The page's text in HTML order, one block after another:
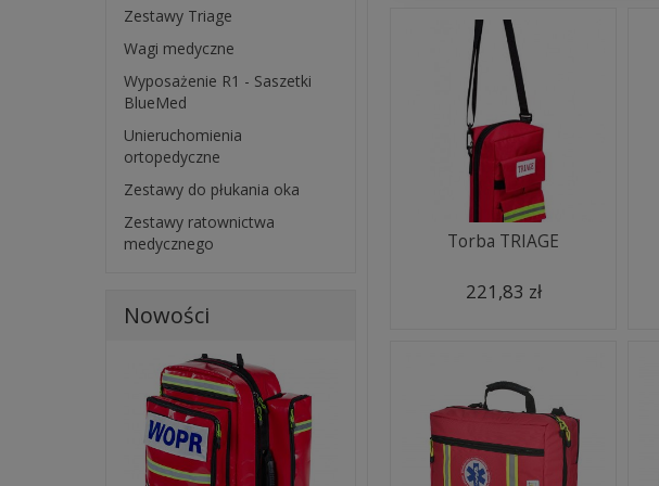
Torba TRIAGE
221,83 zł
Zestawy Triage
Wagi medyczne
Wyposażenie R1 - Saszetki
BlueMed
Unieruchomienia
ortopedyczne
Zestawy do płukania oka
Zestawy ratownictwa
medycznego
Nowości